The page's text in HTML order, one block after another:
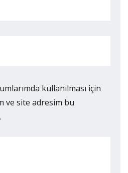
kullanılması için
ve site adresim bu